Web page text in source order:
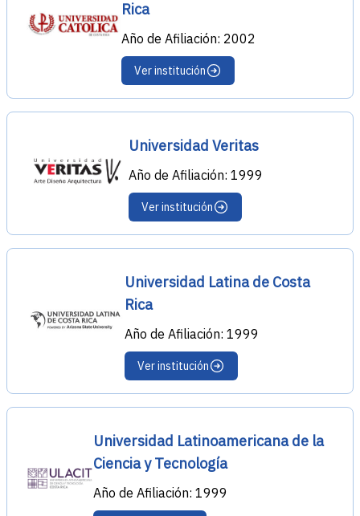
Rica
Año de Afiliación: 2002
Ver institución
Universidad Veritas
Año de Afiliación: 1999
Ver institución
Universidad Latina de Costa
Rica
Año de Afiliación: 1999
Ver institución
Universidad Latinoamericana de la
Ciencia y Tecnología
Año de Afiliación: 1999